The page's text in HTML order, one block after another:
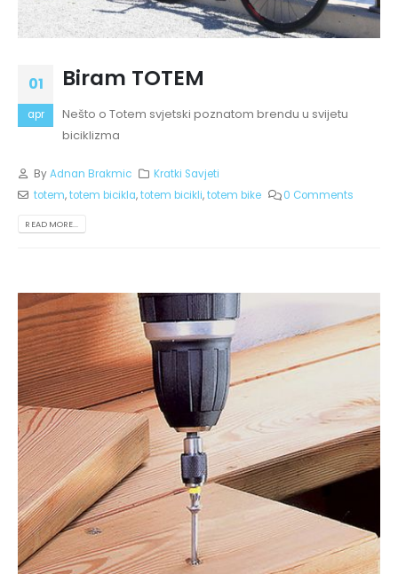
01
apr
Biram TOTEM
Nešto o Totem svjetski poznatom brendu u svijetu
biciklizma
ByAdnan Brakmic
Kratki Savjeti
totem,totem bicikla,totem bicikli,totem bike 0 Comments
READ MORE...